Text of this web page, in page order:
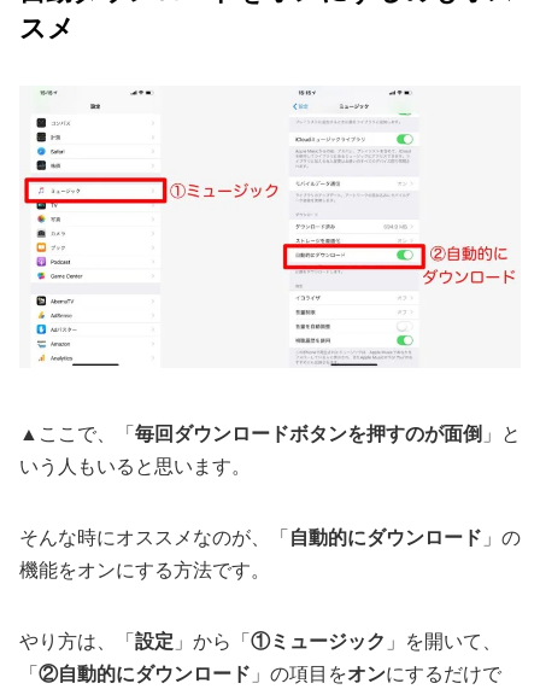
スメ
▲ここで、「 毎回ダウンロードボタンを押すのが面倒 」と
いう人もいると思います。
そんな時にオススメなのが、「 自動的にダウンロード 」の
機能をオンにする方法です。
やり方は、「 設定 」から「 ①ミュージック 」を開いて、
「 ②自動的にダウンロード 」の項目をオンにするだけで